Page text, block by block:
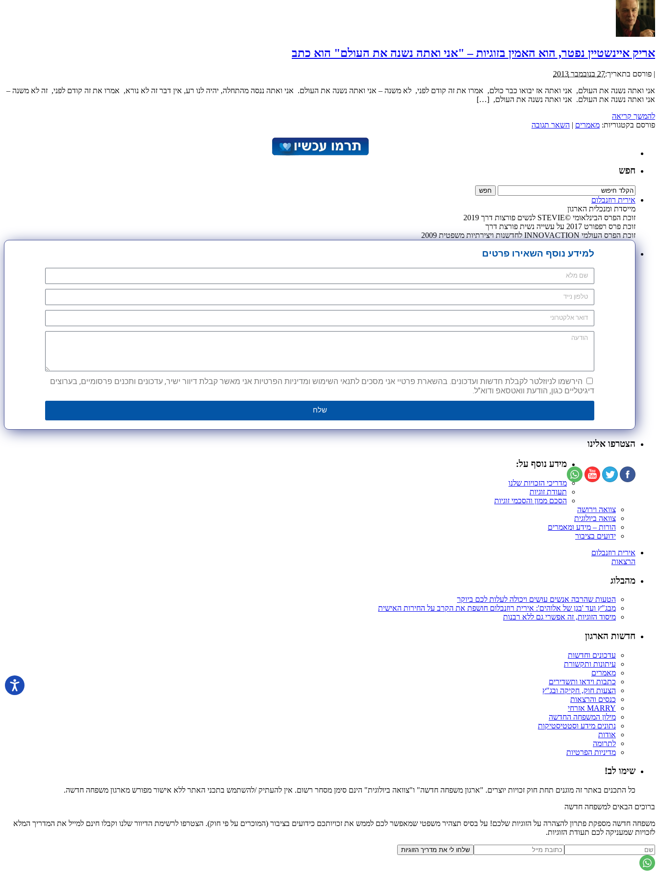
אריק איינשטיין נפטר, הוא האמין בזוגיות – "אני ואתה נשנה את העולם" הוא כתב
| פורסם בתאריך:27 בנובמבר 2013
אני ואתה נשנה את העולם, אני ואתה אז יבואו כבר כולם, אמרו את זה קודם לפני, לא משנה – אני ואתה נשנה את העולם. אני ואתה ננסה מהתחלה, יהיה לנו רע, אין דבר זה לא נורא, אמרו את זה קודם לפני, זה לא משנה –
אני ואתה נשנה את העולם. אני ואתה נשנה את העולם, […]
להמשך קריאה
פורסם בקטגוריות: מאמרים | השאר תגובה
חפש
אירית רוזנבלום
מייסדת ומנכלית הארגון
זוכת הפרס הבינלאומי ©STEVIE לנשים פורצות דרך 2019
זוכת פרס רפפורט 2017 על עשייה נשית פורצת דרך
זוכת הפרס העולמי INNOVACTION לחדשנות ויצירתיות משפטית 2009
למידע נוסף השאירו פרטים
הירשמו לניוזלטר לקבלת חדשות ועדכונים. בהשארת פרטיי אני מסכים לתנאי השימוש ומדיניות הפרטיות אני מאשר קבלת דיוור ישיר, עדכונים ותכנים פרסומיים, בערוצים
דיגיטליים כגון, הודעת וואטסאפ ודוא"ל.
שלח
הצטרפו אלינו
מידע נוסף על:
מדריכי הזכויות שלנו
תעודת זוגיות
הסכם ממון והסכמי זוגיות
צוואה וירושה
צוואה ביולוגית
הורות – מידע ומאמרים
ידועים בציבור
אירית רוזנבלום
הרצאות
מהבלוג
הטעות שהרבה אנשים עושים ויכולה לעלות לכם ביוקר
מבג"ץ ועד 'בגן של אלוהים': אירית רוזנבלום חושפת את הקרב על החירות האישית
מיסוד הזוגיות, זה אפשרי גם ללא רבנות
חדשות הארגון
עדכונים וחדשות
עיתונות ותקשורת
מאמרים
כתבות וידאו ותשדירים
הצעות חוק, חקיקה ובג"ץ
כנסים והרצאות
MARRY אזרחי
מילון המשפחה החדשה
נתונים מידע וסטטיסטיקות
אודות
לתרומה
מדיניות הפרטיות
שימו לב!
כל התכנים באתר זה מוגנים תחת חוק זכויות יוצרים. "ארגון משפחה חדשה" ו"צוואה ביולוגית" הינם סימן מסחר רשום. אין להעתיק /להשתמש בתכני האתר ללא אישור מפורש מארגון משפחה חדשה.
ברוכים הבאים למשפחה חדשה
משפחה חדשה מספקת פתרון להצהרה על הזוגיות שלכם! על בסיס תצהיר משפטי שמאפשר לכם לממש את זכויותכם כידועים בציבור (המוכרים על פי חוק). הצטרפו לרשימת הדיוור שלנו וקבלו חינם למייל את המדריך המלא
לזכויות שמעניקה לכם תעודת הזוגיות.